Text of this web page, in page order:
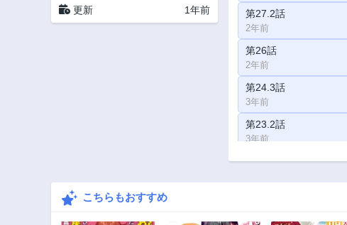
更新 1年前 第27.2話
2年前
第26話
2年前
第24.3話
3年前
第23.2話
3年前
第21.2話
こちらもおすすめ